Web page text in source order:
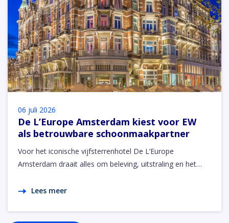
06 juli 2026
De L’Europe Amsterdam kiest voor EW
als betrouwbare schoonmaakpartner
Voor het iconische vijfsterrenhotel De L’Europe
Amsterdam draait alles om beleving, uitstraling en het…
Lees meer